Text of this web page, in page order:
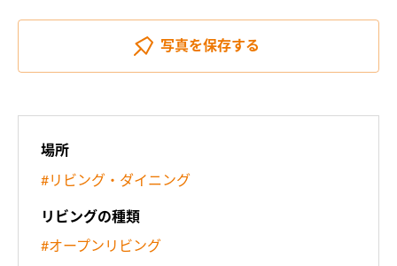
写真を保存する
場所
#リビング・ダイニング
リビングの種類
#オープンリビング